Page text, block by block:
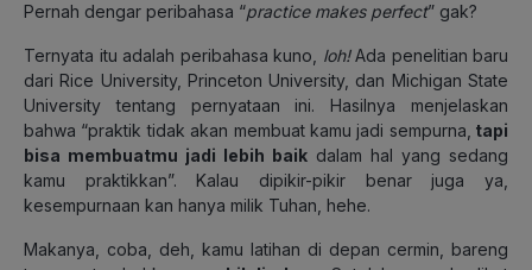
Pernah dengar peribahasa “practice makes perfect” gak?
Ternyata itu adalah peribahasa kuno, loh!Ada penelitian baru
dari Rice University, Princeton University, dan Michigan State
University tentang pernyataan ini. Hasilnya menjelaskan
bahwa “praktik tidak akan membuat kamu jadi sempurna, tapi
bisa membuatmu jadi lebih baik dalam hal yang sedang
kamu praktikkan”. Kalau dipikir-pikir benar juga ya,
kesempurnaan kan hanya milik Tuhan, hehe.
Makanya, coba, deh, kamu latihan di depan cermin, bareng